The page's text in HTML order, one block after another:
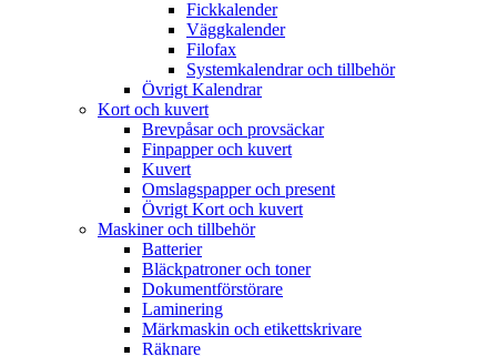
Fickkalender
Väggkalender
Filofax
Systemkalendrar och tillbehör
Övrigt Kalendrar
Kort och kuvert
Brevpåsar och provsäckar
Finpapper och kuvert
Kuvert
Omslagspapper och present
Övrigt Kort och kuvert
Maskiner och tillbehör
Batterier
Bläckpatroner och toner
Dokumentförstörare
Laminering
Märkmaskin och etikettskrivare
Räknare